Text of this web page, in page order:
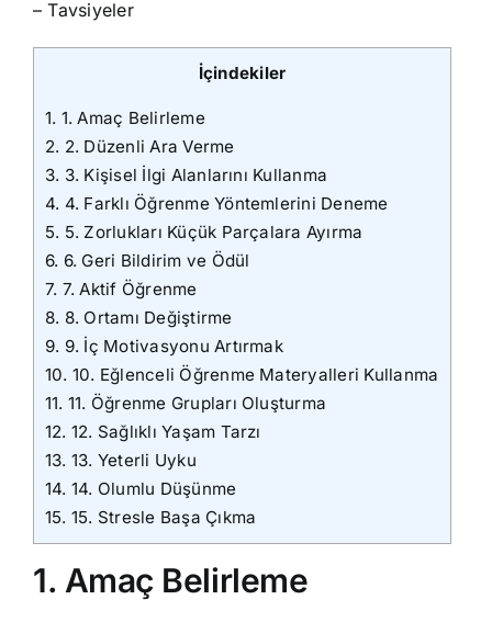
– Tavsiyeler
İçindekiler
1. 1. Amaç Belirleme
2. 2. Düzenli Ara Verme
3. 3. Kişisel İlgi Alanlarını Kullanma
4. 4. Farklı Öğrenme Yöntemlerini Deneme
5. 5. Zorlukları Küçük Parçalara Ayırma
6. 6. Geri Bildirim ve Ödül
7. 7. Aktif Öğrenme
8. 8. Ortamı Değiştirme
9. 9. İç Motivasyonu Artırmak
10. 10. Eğlenceli Öğrenme Materyalleri Kullanma
11. 11. Öğrenme Grupları Oluşturma
12. 12. Sağlıklı Yaşam Tarzı
13. 13. Yeterli Uyku
14. 14. Olumlu Düşünme
15. 15. Stresle Başa Çıkma
1. Amaç Belirleme